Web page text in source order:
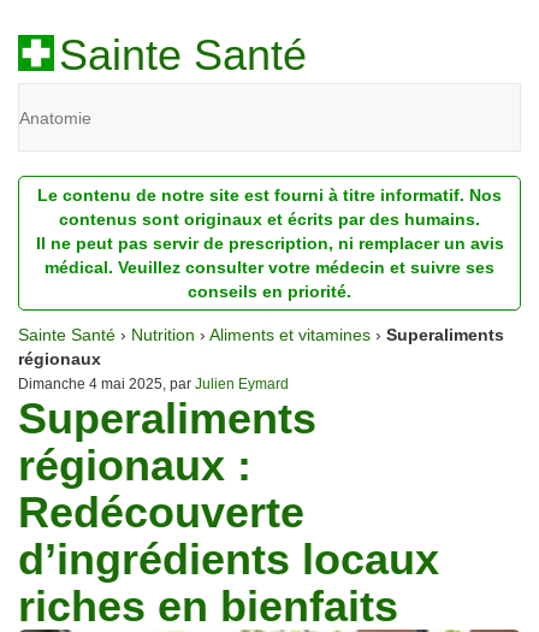
Sainte Santé
Anatomie
Diagnostic
Dossiers
Homéopathie
Nutrition
Pathologie
Psychologie
Recherches
Traitements
Le contenu de notre site est fourni à titre informatif. Nos
contenus sont originaux et écrits par des humains.
Il ne peut pas servir de prescription, ni remplacer un avis
médical. Veuillez consulter votre médecin et suivre ses
conseils en priorité.
Sainte Santé › Nutrition › Aliments et vitamines › Superaliments
régionaux
Dimanche 4 mai 2025, par Julien Eymard
Superaliments
régionaux :
Redécouverte
d’ingrédients locaux
riches en bienfaits